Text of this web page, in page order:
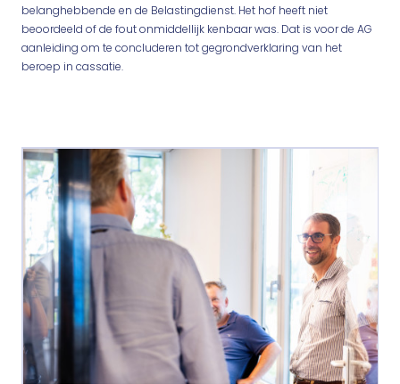
belanghebbende en de Belastingdienst. Het hof heeft niet
beoordeeld of de fout onmiddellijk kenbaar was. Dat is voor de AG
aanleiding om te concluderen tot gegrondverklaring van het
beroep in cassatie.